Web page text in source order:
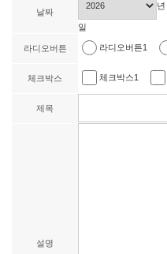
날짜
년
일
라디오버튼 라디오버튼1
체크박스 체크박스1
제목
설명